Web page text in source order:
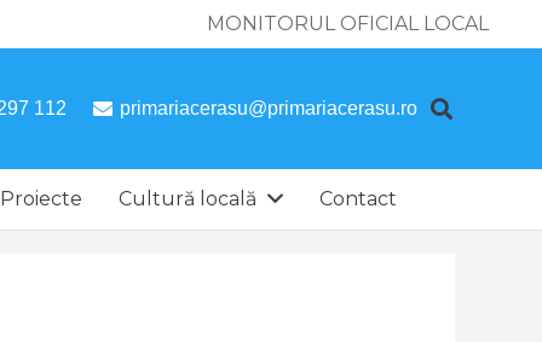
MONITORUL OFICIAL LOCAL
112 primariacerasu@primariacerasu.ro
Proiecte Cultură locală Contact